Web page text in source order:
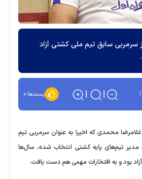
سرمربی سابق تیم ملی کشتی آزاد
پسندها:۰
غلامرضا محمدی که اخیرا به عنوان سرمربی تیم
تیم‌های پایه کشتی انتخاب شده، سال‌ها
بود و به افتخارات مهمی هم دست یافت.